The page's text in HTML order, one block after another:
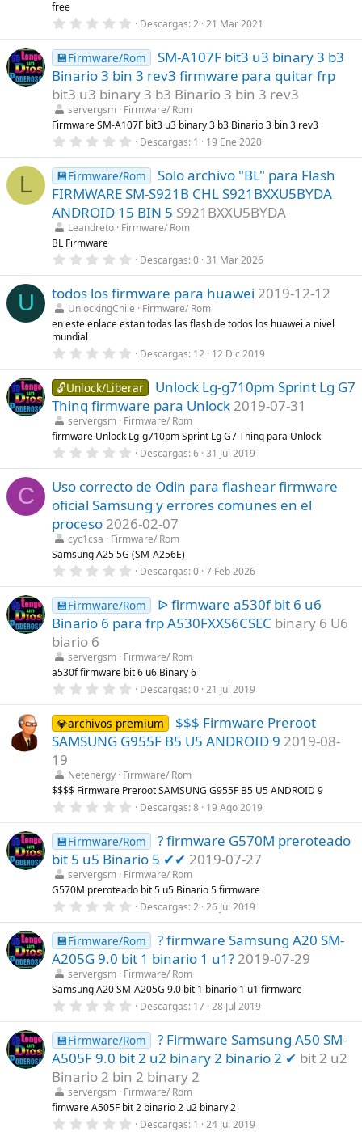
a
(
s
)
free
0
0
0
e
s
t
r
e
l
a
(
s
)
Descargas 2 21 Mar 2021
💾Firmware/Rom
SM-A107F bit3 u3 binary 3 b3
Binario 3 bin 3 rev3 firmware para quitar frp
bit3 u3 binary 3 b3 Binario 3 bin 3 rev3
servergsm Firmware/ Rom
Firmware SM-A107F bit3 u3 binary 3 b3 Binario 3 bin 3 rev3
0
0
0
e
s
t
r
e
a
(
s
)
Descargas 1 19 Ene 2020
L 💾Firmware/Rom
Solo archivo "BL" para Flash
FIRMWARE SM-S921B CHL S921BXXU5BYDA
ANDROID 15 BIN 5 S921BXXU5BYDA
Leandreto Firmware/ Rom
BL Firmware
0
0
0
e
s
t
e
l
a
(
s
)
Descargas 0 31 Mar 2026
U todos los firmware para huawei 2019-12-12
UnlockingChile
Firmware/ Rom
en este enlace estan todas las flash de todos los huawei a nivel
mundial
0
0
0
e
s
t
r
e
l
(
s
)
Descargas 12 12 Dic 2019
🔓Unlock/Liberar
Unlock Lg-g710pm Sprint Lg G7
Thinq firmware para Unlock 2019-07-31
servergsm Firmware/ Rom
firmware Unlock Lg-g710pm Sprint Lg G7 Thinq para Unlock
0
0
0
e
s
t
r
e
l
l
a
(
s
)
Descargas 6 31 Jul 2019
C
Uso correcto de Odin para flashear firmware
oficial Samsung y errores comunes en el
proceso 2026-02-07
cyc1csa
Firmware/ Rom
Samsung A25 5G (SM-A256E)
0
0
0
e
s
e
l
a
(
s
)
Descargas 0 7 Feb 2026
💾Firmware/Rom
ᐉ firmware a530f bit 6 u6
Binario 6 para frp A530FXXS6CSEC binary 6 U6
biario 6
servergsm Firmware/ Rom
a530f firmware bit 6 u6 Binary 6
0
0
0
e
s
e
l
a
(
s
)
Descargas 0 21 Jul 2019
💎archivos premium
$$$ Firmware Preroot
SAMSUNG G955F B5 U5 ANDROID 9 2019-08-
19
Netenergy Firmware/ Rom
$$$$ Firmware Preroot SAMSUNG G955F B5 U5 ANDROID 9
0
0
0
e
s
t
r
e
l
a
(
s
)
Descargas 8 19 Ago 2019
💾Firmware/Rom
? firmware G570M preroteado
bit 5 u5 Binario 5 ✔✔ 2019-07-27
servergsm Firmware/ Rom
G570M preroteado bit 5 u5 Binario 5 firmware
0
0
0
e
s
t
r
e
l
a
(
s
)
Descargas 2 26 Jul 2019
💾Firmware/Rom
? firmware Samsung A20 SM-
A205G 9.0 bit 1 binario 1 u1? 2019-07-29
servergsm Firmware/ Rom
Samsung A20 SM-A205G 9.0 bit 1 binario 1 u1 firmware
0
0
0
e
s
e
l
Descargas 17 28 Jul 2019
💾Firmware/Rom
? Firmware Samsung A50 SM-
A505F 9.0 bit 2 u2 binary 2 binario 2 ✔ bit 2 u2
Binario 2 bin 2 binary 2
servergsm Firmware/ Rom
fimware A505F bit 2 binario 2 u2 binary 2
0 Descargas 1 24 Jul 2019